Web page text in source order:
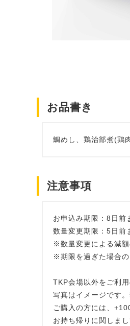
お品書き
鯛めし、鶏治部煮(鶏
注意事項
お申込み期限：8日前
数量変更期限：5日前
※数量変更による減
※期限を過ぎた場合の
TKP会場以外をご利
写真はイメージです
ご購入の方には、
お持ち帰りに関しま